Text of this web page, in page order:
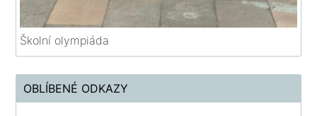
Školní olympiáda
OBLÍBENÉ ODKAZY